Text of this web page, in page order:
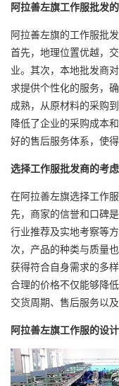
阿拉善左旗工作服批发
阿拉善左旗的工作服批
首先，地理位置优越，
业。其次，本地批发商
求提供个性化的服务，
成熟，从原材料的采购
降低了企业的采购成本
好的售后服务体系，使
选择工作服批发商的考
在阿拉善左旗选择工作
先，商家的信誉和口碑
行业推荐及实地考察等
次，产品的种类与质量
获得符合自身需求的多
合理的价格不仅能够降
交货周期、售后服务以
阿拉善左旗工作服的设